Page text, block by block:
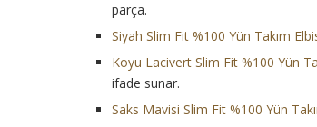
parça.
Siyah Slim Fit %100 Yün Takım
Koyu Lacivert Slim Fit %100 Yün
ifade sunar.
Saks Mavisi Slim Fit %100 Yün